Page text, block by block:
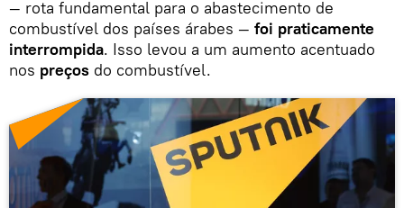
— rota fundamental para o abastecimento de
combustível dos países árabes — foi praticamente
interrompida. Isso levou a um aumento acentuado
nos preços do combustível.